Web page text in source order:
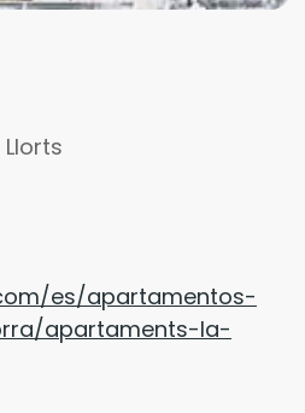
es/apartamentos-
apartaments-la-